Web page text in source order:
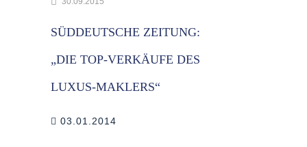
SÜDDEUTSCHE ZEITUNG:
„DIE TOP-VERKÄUFE DES
LUXUS-MAKLERS“
03.01.2014